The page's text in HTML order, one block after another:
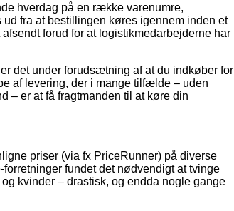
hverdag på en række varenumre,
fra at bestillingen køres igennem inden et
forud for at logistikmedarbejderne har
det under forudsætning af at du indkøber for
af levering, der i mange tilfælde – uden
– er at få fragtmanden til at køre din
priser (via fx PriceRunner) på diverse
fundet det nødvendigt at tvinge
kvinder – drastisk, og endda nogle gange